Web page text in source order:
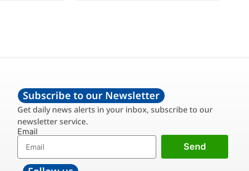
Subscribe to our Newsletter
Get daily news alerts in your inbox, subscribe to our
newsletter service.
Email
Send